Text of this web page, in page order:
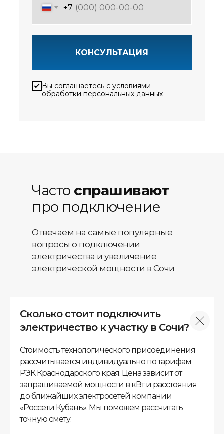
+7
КОНСУЛЬТАЦИЯ
Вы соглашаетесь с условиями
обработки персональных данных
Отвечаем на самые популярные
вопросы о подключении
электричества и увеличение
электрической мощности в Сочи
Часто спрашивают
про подключение
Сколько стоит подключить
электричество к участку в Сочи?
Стоимость технологического присоединения
рассчитывается индивидуально по тарифам
РЭК Краснодарского края. Цена зависит от
запрашиваемой мощности в кВт и расстояния
до ближайших электросетей компании
«Россети Кубань». Мы поможем рассчитать
точную смету.